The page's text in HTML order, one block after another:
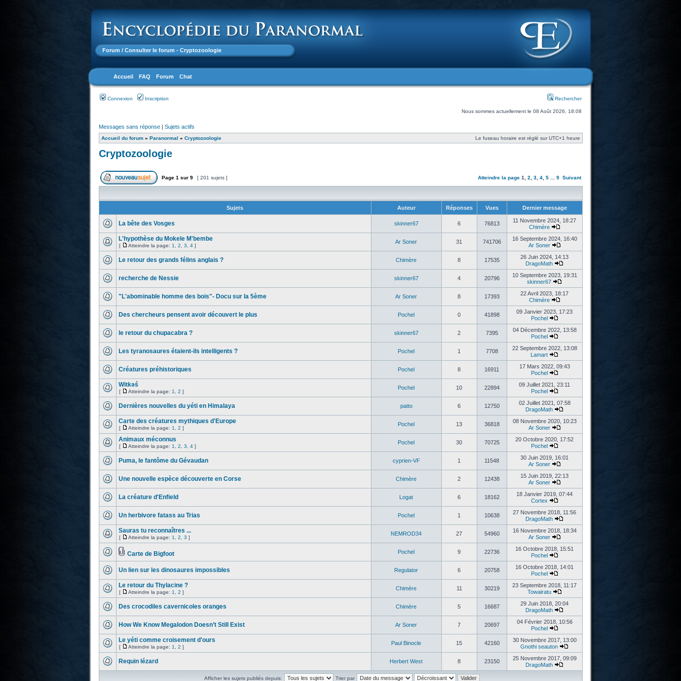
Forum / Consulter le forum - Cryptozoologie
Accueil FAQ Forum Chat
Connexion Inscription Rechercher
Nous sommes actuellement le 08 Août 2026, 18:08
Messages sans réponse| Sujets actifs
Accueil du forum» Paranormal » Cryptozoologie Le fuseau horaire est réglé sur UTC+1 heure
Cryptozoologie
Page 1 sur 9 [ 201 sujets ] Atteindre la page 1 2 3, 4, 5... 9 Suivant
Sujets Auteur Réponses Vues Dernier message
La bête des Vosges skinner67 6 76813
11 Novembre 2024, 18:27
Chimère
L'hypothèse du Mokele M'bembe
[ Atteindre la page: 1 2 3 4]
Ar Soner 31 741706
16 Septembre 2024, 16:40
Ar Soner
Le retour des grands félins anglais ? Chimère 8 17535
26 Juin 2024, 14:13
DragoMath
recherche de Nessie skinner67 4 20796
10 Septembre 2023, 19:31
skinner67
"L'abominable homme des bois"- Docu sur la 5ème Ar Soner 8 17393
22 Avril 2023, 18:17
Chimère
Des chercheurs pensent avoir découvert le plus Pochel 0 41898
09 Janvier 2023, 17:23
Pochel
le retour du chupacabra ? skinner67 2 7395
04 Décembre 2022, 13:58
Pochel
Les tyranosaures étaient-ils intelligents ? Pochel 1 7708
22 Septembre 2022, 13:08
Lamart
Créatures préhistoriques Pochel 8 16911
17 Mars 2022, 09:43
Pochel
Witkəś
[ Atteindre la page: 1 2 ]
Pochel 10 22894
09 Juillet 2021, 23:11
Pochel
Dernières nouvelles du yéti en Himalaya patto 6 12750
02 Juillet 2021, 07:58
DragoMath
Carte des créatures mythiques d'Europe
[ Atteindre la page: 1 2 ]
Pochel 13 36818
08 Novembre 2020, 10:23
Ar Soner
Animaux méconnus
[ Atteindre la page: 1 2 3 4]
Pochel 30 70725
20 Octobre 2020, 17:52
Pochel
Puma, le fantôme du Gévaudan cyprien-VF 1 11548
30 Juin 2019, 16:01
Ar Soner
Une nouvelle espèce découverte en Corse Chimère 2 12438
15 Juin 2019, 22:13
Ar Soner
La créature d'Enfield Logat 6 18162
18 Janvier 2019, 07:44
Cortex
Un herbivore fatass au Trias Pochel 1 10638
27 Novembre 2018, 11:56
DragoMath
Sauras tu reconnaîtres ...
[ Atteindre la page: 1 2 3 ]
NEMROD34 27 54960
16 Novembre 2018, 18:34
Ar Soner
Carte de Bigfoot Pochel 9 22736
16 Octobre 2018, 15:51
Pochel
Un lien sur les dinosaures impossibles Regulator 6 20758
16 Octobre 2018, 14:01
Pochel
Le retour du Thylacine ?
[ Atteindre la page: 1 2 ]
Chimère 11 30219
23 Septembre 2018, 11:17
Towairatu
Des crocodiles cavernicoles oranges Chimère 5 16687
29 Juin 2018, 20:04
DragoMath
How We Know Megalodon Doesn’t Still Exist Ar Soner 7 20697
04 Février 2018, 10:56
Pochel
Le yéti comme croisement d'ours
[ Atteindre la page: 1 2 ]
Paul Binocle 15 42160
30 Novembre 2017, 13:00
Gnothi seauton
Requin lézard Herbert West 8 23150
25 Novembre 2017, 09:09
DragoMath
Afficher les sujets publiés depuis: Trier par